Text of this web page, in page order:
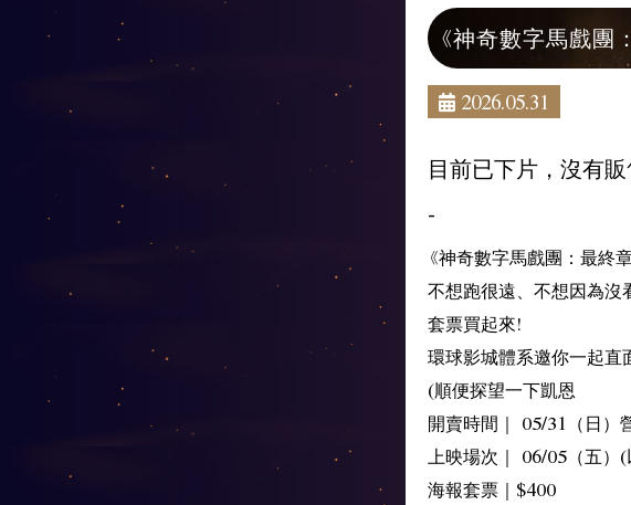
《神奇數字馬戲團
2026.05.31
目前已下片，沒有
-
《神奇數字馬戲團：最終
不想跑很遠、不想因為
套票買起來!
環球影城體系邀你一起直
(順便探望一下凱恩
開賣時間｜ 05/31（日）
上映場次｜ 06/05（五）
海報套票｜$400